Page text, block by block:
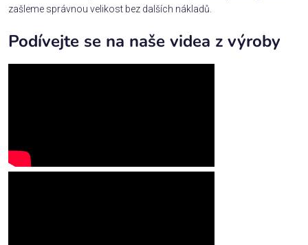
zašleme správnou velikost bez dalších nákladů.
Podívejte se na naše videa z výroby